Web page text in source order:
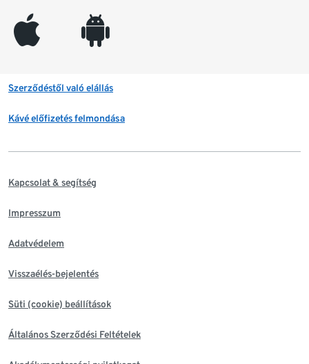
appleinc android
Szerződéstől való elállás
Kávé előfizetés felmondása
Kapcsolat & segítség
Impresszum
Adatvédelem
Visszaélés-bejelentés
Süti (cookie) beállítások
Általános Szerződési Feltételek